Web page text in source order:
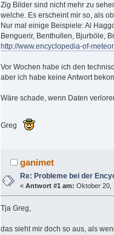
Zig Bilder sind nicht mehr zu
welche. Es erscheint mir so, als
Nur mal einige Beispiele: Al
Benguerir, Benthullen, Bjurböle,
http://www.encyclopedia-of-
Vor Wochen habe ich den
aber ich habe keine Antwort
Wäre schade, wenn Daten
Greg
ganimet
Re: Probleme bei der
«Antwort #1 am: Oktober 20,
Tja Greg,
das sieht mir doch so aus, als